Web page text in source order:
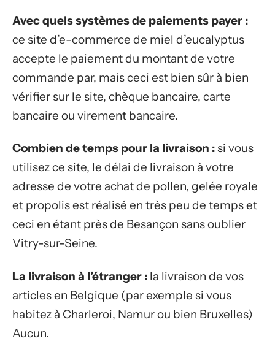
Avec quels systèmes de paiements payer :
ce site d’e-commerce de miel d’eucalyptus
accepte le paiement du montant de votre
commande par, mais ceci est bien sûr à bien
vérifier sur le site, chèque bancaire, carte
bancaire ou virement bancaire.
Combien de temps pour la livraison :si vous
utilisez ce site, le délai de livraison à votre
adresse de votre achat de pollen, gelée royale
et propolis est réalisé en très peu de temps et
ceci en étant près de Besançon sans oublier
Vitry-sur-Seine.
La livraison à l’étranger : la livraison de vos
articles en Belgique (par exemple si vous
habitez à Charleroi, Namur ou bien Bruxelles)
Aucun.